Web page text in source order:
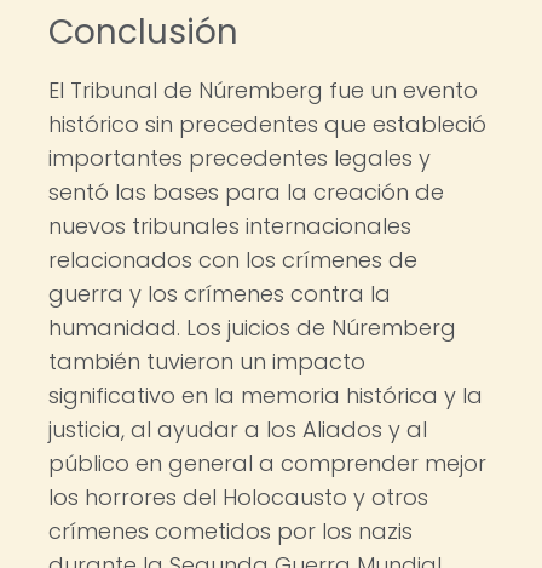
Conclusión
El Tribunal de Núremberg fue un evento
histórico sin precedentes que estableció
importantes precedentes legales y
sentó las bases para la creación de
nuevos tribunales internacionales
relacionados con los crímenes de
guerra y los crímenes contra la
humanidad. Los juicios de Núremberg
también tuvieron un impacto
significativo en la memoria histórica y la
justicia, al ayudar a los Aliados y al
público en general a comprender mejor
los horrores del Holocausto y otros
crímenes cometidos por los nazis